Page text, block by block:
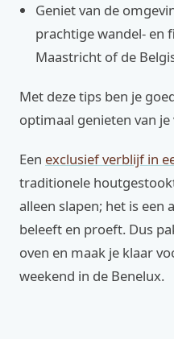
Geniet van de
prachtige wandel- en
Maastricht of de
Met deze tips ben je
optimaal genieten van
Een exclusief verblijf in
traditionele
alleen slapen; het is een
beleeft en proeft. Dus
oven en maak je klaar
weekend in de Benelux.